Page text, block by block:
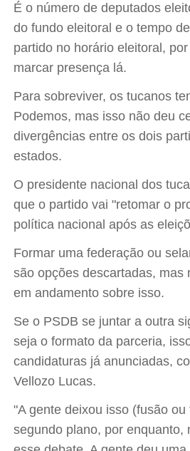
É o número de deputados
do fundo eleitoral e o tempo
partido no horário eleitoral,
marcar presença lá.
Para sobreviver, os tucanos
Podemos, mas isso não deu
divergências entre os dois
estados.
O presidente nacional dos
que o partido vai "retomar o
política nacional após as
Formar uma federação ou
são opções descartadas, mas
em andamento sobre isso.
Se o PSDB se juntar a outra
seja o formato da parceria,
candidaturas já anunciadas,
Vellozo Lucas.
"A gente deixou isso (fusão
segundo plano, por enquanto,